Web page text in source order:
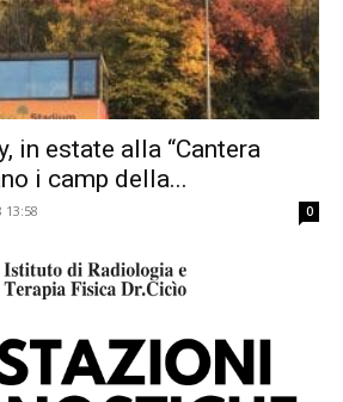
in estate alla “Cantera
i camp della...
13:58 0